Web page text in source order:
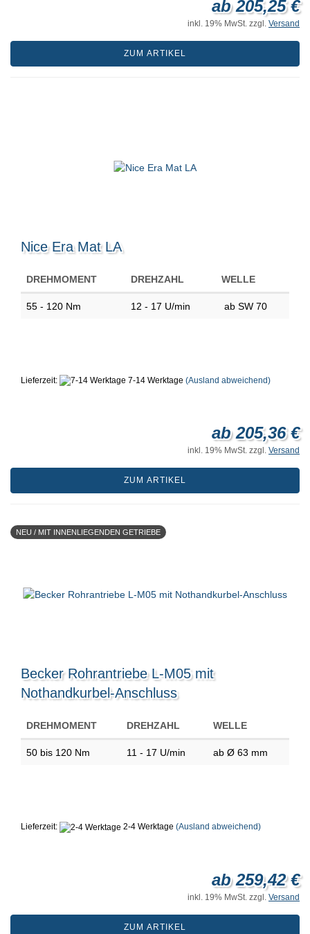
ab 205,25 €
inkl. 19% MwSt. zzgl. Versand
ZUM ARTIKEL
Nice Era Mat LA
DREHMOMENT DREHZAHL WELLE
55 - 120 Nm 12 - 17 U/min ab SW 70
Lieferzeit: 7-14 Werktage (Ausland abweichend)
ab 205,36 €
inkl. 19% MwSt. zzgl. Versand
ZUM ARTIKEL
NEU / MIT INNENLIEGENDEN GETRIEBE
Becker Rohrantriebe L-M05 mit
Nothandkurbel-Anschluss
DREHMOMENT DREHZAHL WELLE
50 bis 120 Nm 11 - 17 U/min ab Ø 63 mm
Lieferzeit: 2-4 Werktage (Ausland abweichend)
ab 259,42 €
inkl. 19% MwSt. zzgl. Versand
ZUM ARTIKEL